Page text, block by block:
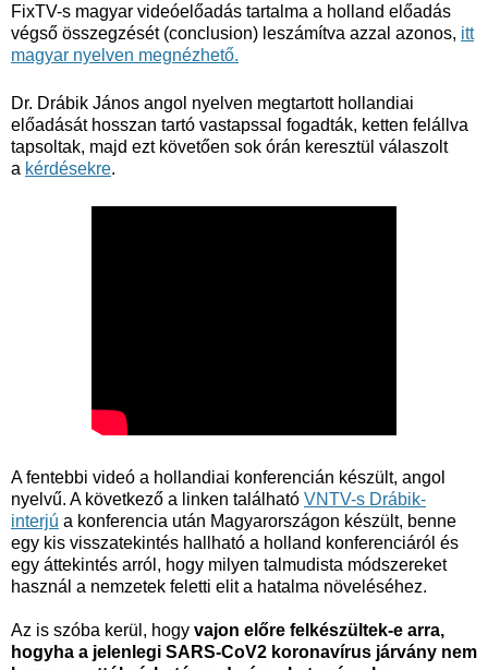
FixTV-s magyar videóelőadás tartalma a holland előadás
végső összegzését (conclusion) leszámítva azzal azonos, itt
magyar nyelven megnézhető.
Dr. Drábik János angol nyelven megtartott hollandiai
előadását hosszan tartó vastapssal fogadták, ketten felállva
tapsoltak, majd ezt követően sok órán keresztül válaszolt
a kérdésekre.
A fentebbi videó a hollandiai konferencián készült, angol
nyelvű. A következő a linken található VNTV-s Drábik-
interjú a konferencia után Magyarországon készült, benne
egy kis visszatekintés hallható a holland konferenciáról és
egy áttekintés arról, hogy milyen talmudista módszereket
használ a nemzetek feletti elit a hatalma növeléséhez.
Az is szóba kerül, hogy vajon előre felkészültek-e arra,
hogyha a jelenlegi SARS-CoV2 koronavírus járvány nem